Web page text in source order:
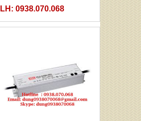
15A,HLG-320H-15B,HLG-
LH: 0938.070.068